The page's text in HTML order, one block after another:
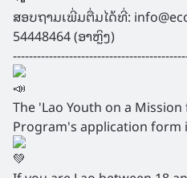
ສອບຖາມເພີ່ມຕື່ມໄດ້ທີ່:
54448464 (ອາຫຼິງ)
The 'Lao Youth on a
Program's application form